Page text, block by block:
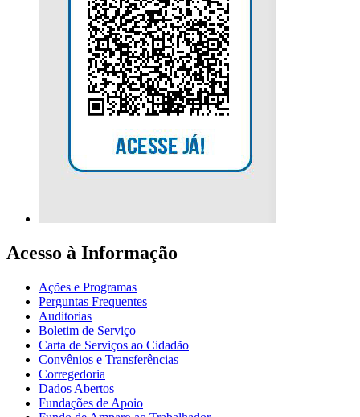
Acesso à Informação
Ações e Programas
Perguntas Frequentes
Auditorias
Boletim de Serviço
Carta de Serviços ao Cidadão
Convênios e Transferências
Corregedoria
Dados Abertos
Fundações de Apoio